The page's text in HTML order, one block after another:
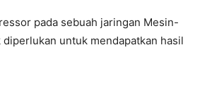
pada sebuah jaringan Mesin-
untuk mendapatkan hasil